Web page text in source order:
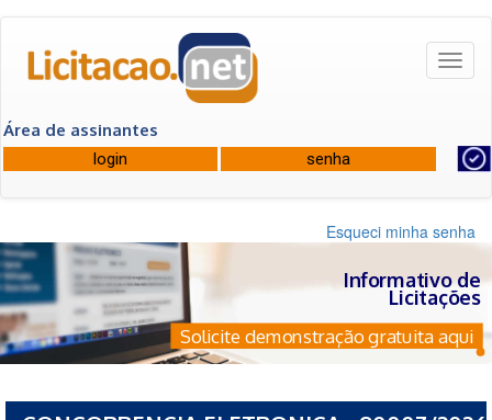
Área de assinantes
Esqueci minha senha
Informativo de
Licitações
Solicite demonstração gratuita aqui